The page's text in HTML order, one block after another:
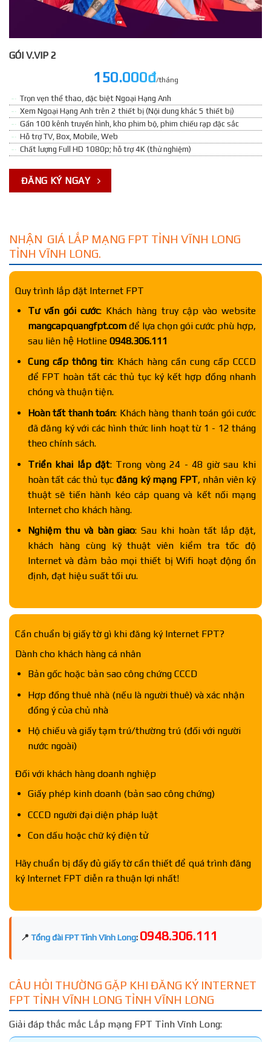
GÓI V.VIP 2
150.000đ/tháng
Trọn vẹn thể thao, đặc biệt Ngoại Hạng Anh
Xem Ngoại Hạng Anh trên 2 thiết bị (Nội dung khác 5 thiết bị)
Gần 100 kênh truyền hình, kho phim bộ, phim chiếu rạp đặc sắc
Hỗ trợ TV, Box, Mobile, Web
Chất lượng Full HD 1080p; hỗ trợ 4K (thử nghiệm)
ĐĂNG KÝ NGAY
NHẬN GIÁ LẮP MẠNG FPT TỈNH VĨNH LONG
TỈNH VĨNH LONG.
Quy trình lắp đặt Internet FPT
Tư vấn gói cước: Khách hàng truy cập vào website
mangcapquangfpt.comđể lựa chọn gói cước phù hợp,
sau liên hệ Hotline 0948.306.111
Cung cấp thông tin: Khách hàng cần cung cấp CCCD
để FPT hoàn tất các thủ tục ký kết hợp đồng nhanh
chóng và thuận tiện.
Hoàn tất thanh toán: Khách hàng thanh toán gói cước
đã đăng ký với các hình thức linh hoạt từ 1 - 12 tháng
theo chính sách.
Triển khai lắp đặt: Trong vòng 24 - 48 giờ sau khi
hoàn tất các thủ tục đăng ký mạng FPT, nhân viên kỹ
thuật sẽ tiến hành kéo cáp quang và kết nối mạng
Internet cho khách hàng.
Nghiệm thu và bàn giao: Sau khi hoàn tất lắp đặt,
khách hàng cùng kỹ thuật viên kiểm tra tốc độ
Internet và đảm bảo mọi thiết bị Wifi hoạt động ổn
định, đạt hiệu suất tối ưu.
Cần chuẩn bị giấy tờ gì khi đăng ký Internet FPT?
Dành cho khách hàng cá nhân
Bản gốc hoặc bản sao công chứng CCCD
Hợp đồng thuê nhà (nếu là người thuê) và xác nhận
đồng ý của chủ nhà
Hộ chiếu và giấy tạm trú/thường trú (đối với người
nước ngoài)
Đối với khách hàng doanh nghiệp
Giấy phép kinh doanh (bản sao công chứng)
CCCD người đại diện pháp luật
Con dấu hoặc chữ ký điện tử
Hãy chuẩn bị đầy đủ giấy tờ cần thiết để quá trình đăng
ký Internet FPT diễn ra thuận lợi nhất!
📍 Tổng đài FPT Tỉnh Vĩnh Long: 0948.306.111
CÂU HỎI THƯỜNG GẶP KHI ĐĂNG KÝ INTERNET
FPT TỈNH VĨNH LONG TỈNH VĨNH LONG
Giải đáp thắc mắc Lắp mạng FPT Tỉnh Vĩnh Long: